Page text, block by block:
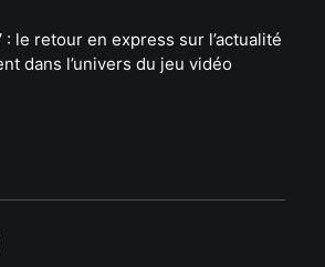
: le retour en express sur l’actualité
dans l’univers du jeu vidéo